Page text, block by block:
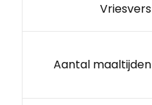
Vriesvers
Aantal maaltijden